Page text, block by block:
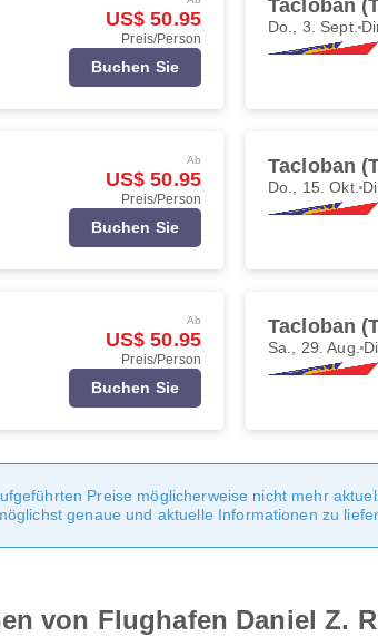
US$ 50.95
Preis/Person
Buchen Sie
Tacloban
Do., 3. Sept.
Ab
US$ 50.95
Preis/Person
Buchen Sie
Tacloban
Do., 15. Okt.
Ab
US$ 50.95
Preis/Person
Buchen Sie
Tacloban
Sa., 29. Aug.
Preise möglicherweise nicht mehr
genaue und aktuelle Informationen zu
von Flughafen Daniel Z.